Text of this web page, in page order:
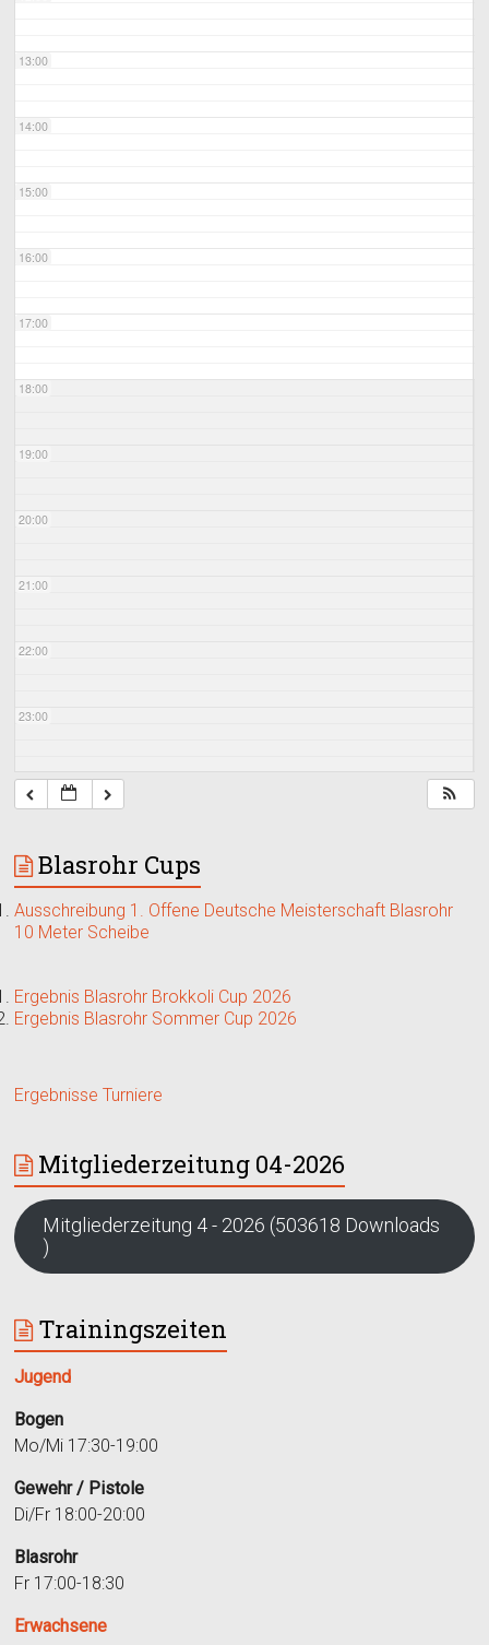
13:00
14:00
15:00
16:00
17:00
18:00
19:00
20:00
21:00
22:00
23:00
Blasrohr Cups
Ausschreibung 1. Offene Deutsche Meisterschaft Blasrohr
10 Meter Scheibe
Ergebnis Blasrohr Brokkoli Cup 2026
Ergebnis Blasrohr Sommer Cup 2026
Ergebnisse Turniere
Mitgliederzeitung 04-2026
Mitgliederzeitung 4 - 2026 (503618 Downloads
)
Trainingszeiten
Jugend
Bogen
Mo/Mi 17:30-19:00
Gewehr / Pistole
Di/Fr 18:00-20:00
Blasrohr
Fr 17:00-18:30
Erwachsene